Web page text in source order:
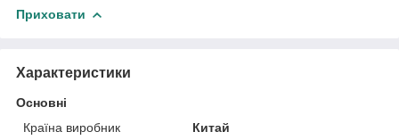
Приховати
Характеристики
Основні
Країна виробник
Китай